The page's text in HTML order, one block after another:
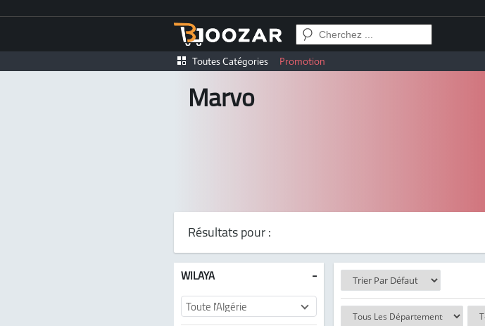
Toutes Catégories Promotion
Marvo
Résultats pour :
WILAYA -
Toute l'Algérie